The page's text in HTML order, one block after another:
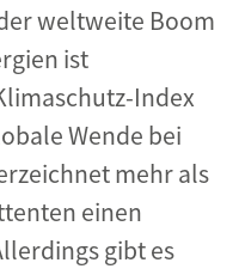
weltweite Boom
ist
Index
Wende bei
mehr als
einen
gibt es